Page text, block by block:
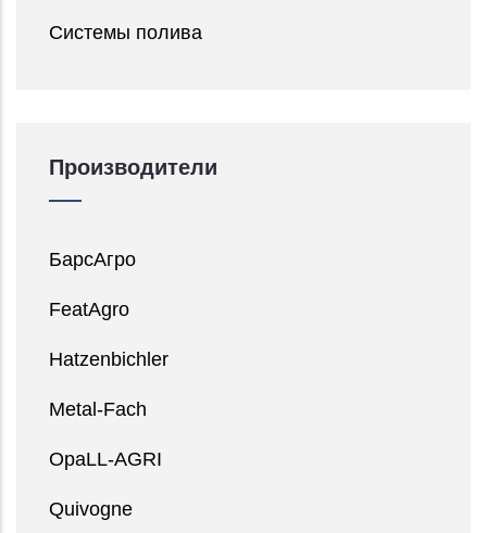
Системы полива
Производители
БарсАгро
FeatAgro
Hatzenbichler
Metal-Fach
OpaLL-AGRI
Quivogne